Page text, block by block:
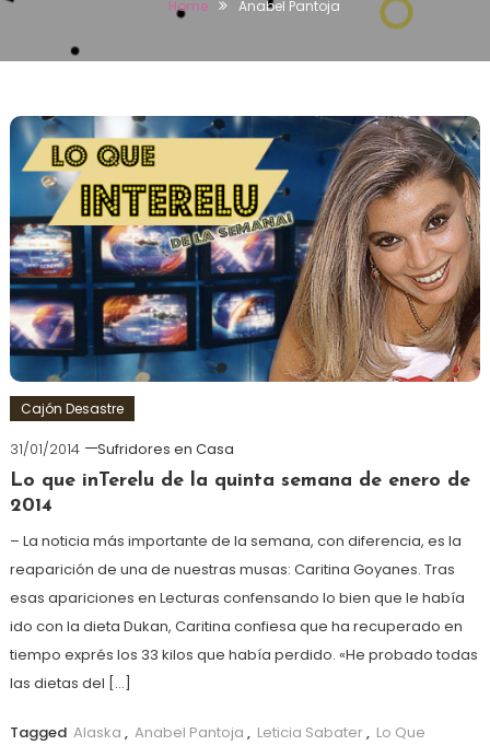
Home Anabel Pantoja
Cajón Desastre
31/01/2014
Sufridores en Casa
Lo que inTerelu de la quinta semana de enero de
2014
– La noticia más importante de la semana, con diferencia, es la
reaparición de una de nuestras musas: Caritina Goyanes. Tras
esas apariciones en Lecturas confensando lo bien que le había
ido con la dieta Dukan, Caritina confiesa que ha recuperado en
tiempo exprés los 33 kilos que había perdido. «He probado todas
las dietas del […]
Tagged Alaska , Anabel Pantoja , Leticia Sabater, Lo Que